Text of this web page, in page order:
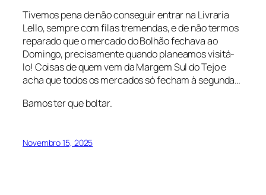
Tivemos pena de não conseguir entrar na Livraria
Lello, sempre com filas tremendas, e de não termos
reparado que o mercado do Bolhão fechava ao
Domingo, precisamente quando planeamos visitá-
lo! Coisas de quem vem da Margem Sul do Tejo e
acha que todos os mercados só fecham à segunda…
Bamos ter que boltar.
Novembro 15, 2025